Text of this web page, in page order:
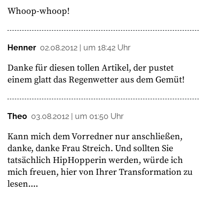
Whoop-whoop!
Henner 02.08.2012 | um 18:42 Uhr
Danke für diesen tollen Artikel, der pustet
einem glatt das Regenwetter aus dem Gemüt!
Theo 03.08.2012 | um 01:50 Uhr
Kann mich dem Vorredner nur anschließen,
danke, danke Frau Streich. Und sollten Sie
tatsächlich HipHopperin werden, würde ich
mich freuen, hier von Ihrer Transformation zu
lesen....